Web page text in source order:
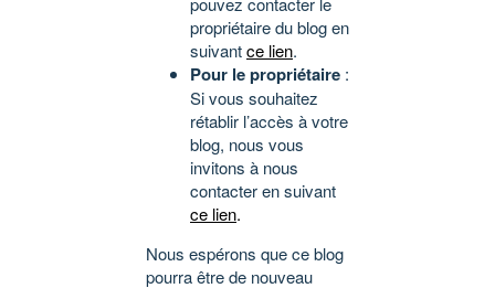
propriétaire du blog en
suivantce lien.
Pour le propriétaire :
Si vous souhaitez
rétablir l’accès à votre
blog, nous vous
invitons à nous
contacter en suivant
ce lien.
Nous espérons que ce blog
pourra être de nouveau